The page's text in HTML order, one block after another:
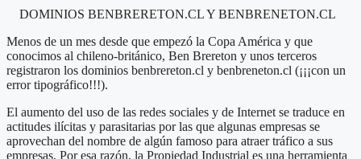
DOMINIOS BENBRERETON.CL Y BENBRENETON.CL
Menos de un mes desde que empezó la Copa América y que
conocimos al chileno-británico, Ben Brereton y unos terceros
registraron los dominios benbrereton.cl y benbreneton.cl (¡¡¡con un
error tipográfico!!!).
El aumento del uso de las redes sociales y de Internet se traduce en
actitudes ilícitas y parasitarias por las que algunas empresas se
aprovechan del nombre de algún famoso para atraer tráfico a sus
empresas. Por esa razón, la Propiedad Industrial es una herramienta